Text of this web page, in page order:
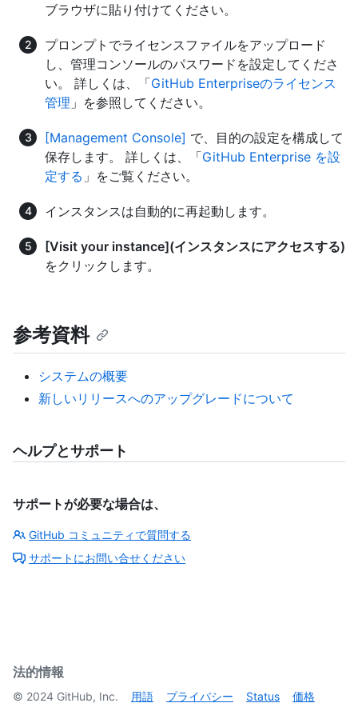
ブラウザに貼り付けてください。
プロンプトでライセンスファイルをアップロード
し、管理コンソールのパスワードを設定してくださ
い。 詳しくは、「GitHub Enterpriseのライセンス
管理 」を参照してください。
[Management Console] で、目的の設定を構成して
保存します。 詳しくは、「GitHub Enterprise を設
定する 」をご覧ください。
インスタンスは自動的に再起動します。
[Visit your instance](インスタンスにアクセスする)
をクリックします。
参考資料
システムの概要
新しいリリースへのアップグレードについて
ヘルプとサポート
サポートが必要な場合は、
GitHub コミュニティで質問する
サポートにお問い合せください
法的情報
© 2024 GitHub, Inc. 用語 プライバシー Status 価格